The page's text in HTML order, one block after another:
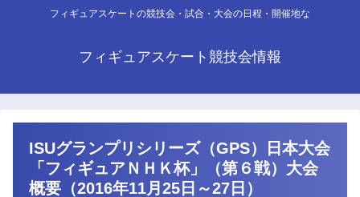
フィギュアスケートの競技会・試合・大会の日程・開催地な
フィギュアスケート競技会情報
ISUグランプリシリーズ（GPS）日本大会
「フィギュアＮＨＫ杯」（第６戦）大会
概要（2016年11月25日～27日）